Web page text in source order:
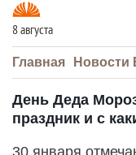
8 августа
Главная Новости
День Деда
праздник и с
30 января